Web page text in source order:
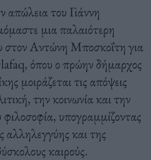
του Γιάννη
μια παλαιότερη
στον Αντώνη Μποσκοΐτη για
όπου ο πρώην δήμαρχος
μοιράζεται τις απόψεις
την κοινωνία και την
υπογραμμίζοντας
αλληλεγγύης και της
καιρούς.